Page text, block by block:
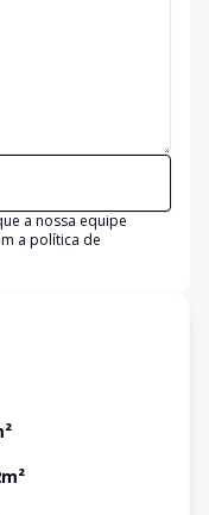
a nossa equipe
a política de
m²